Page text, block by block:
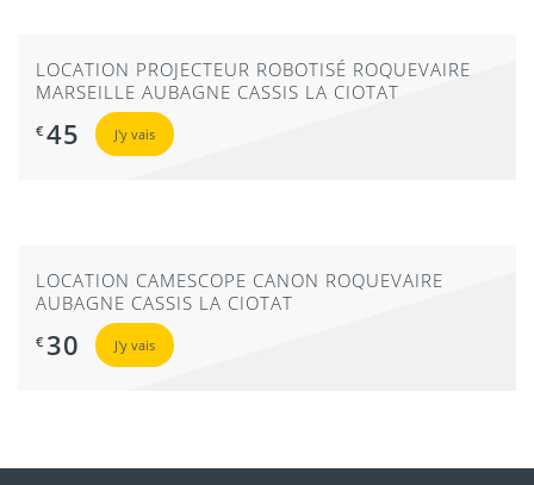
LOCATION PROJECTEUR ROBOTISÉ ROQUEVAIRE
MARSEILLE AUBAGNE CASSIS LA CIOTAT
€ 45 J'y vais
LOCATION CAMESCOPE CANON ROQUEVAIRE
AUBAGNE CASSIS LA CIOTAT
€ 30 J'y vais